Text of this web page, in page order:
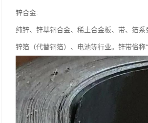
锌合金:
纯锌、锌基铜合金、稀土合金板、带、箔
锌箔（代替铜箔）、电池等行业。锌带俗